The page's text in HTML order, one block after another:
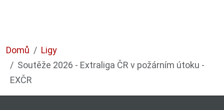
Domů
Ligy
Soutěže 2026 - Extraliga ČR v požárním útoku -
EXČR